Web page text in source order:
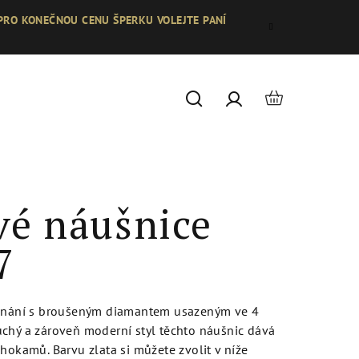
KONEČNOU CENU ŠPERKU VOLEJTE PANÍ
HledatPřihlášení
Nákupní
náušnice
s broušeným diamantem usazeným ve 4
a zároveň moderní styl těchto náušnic dává
Barvu zlata si můžete zvolit v níže